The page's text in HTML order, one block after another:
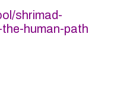
shrimad-
human-path